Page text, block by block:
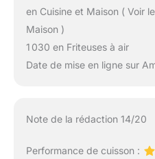
en Cuisine et Maison ( Voir
Maison )
1 030 en Friteuses à air
Date de mise en ligne sur
Note de la rédaction 14/20
Performance de cuisson :